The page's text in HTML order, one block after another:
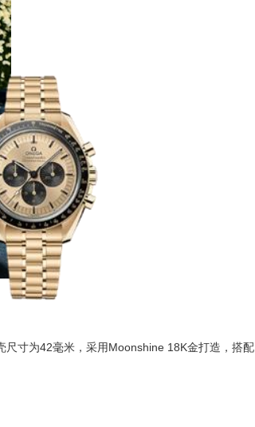
尺寸为42毫米，采用Moonshine 18K金打造，搭配